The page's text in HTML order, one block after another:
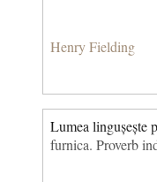
Henry Fielding
Lumea lingușește
furnica. Proverb